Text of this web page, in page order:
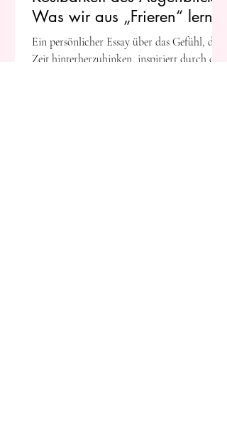
Was wir aus „Frieren“ lernen
können
Ein persönlicher Essay über das Gefühl, der
Zeit hinterherzuhinken, inspiriert durch das